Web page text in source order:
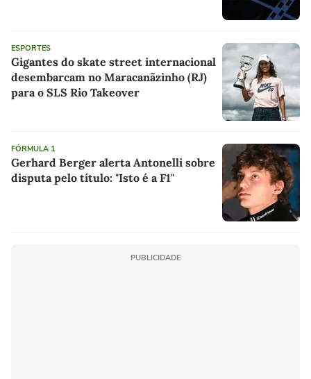
ESPORTES
Gigantes do skate street internacional
desembarcam no Maracanãzinho (RJ)
para o SLS Rio Takeover
FÓRMULA 1
Gerhard Berger alerta Antonelli sobre
disputa pelo título: "Isto é a F1"
PUBLICIDADE